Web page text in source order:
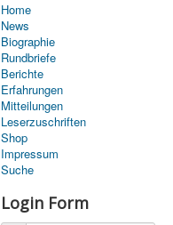
Home
News
Biographie
Rundbriefe
Berichte
Erfahrungen
Mitteilungen
Leserzuschriften
Shop
Impressum
Suche
Login Form